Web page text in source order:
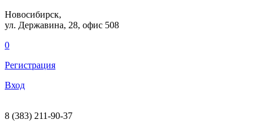
Новосибирск,
ул. Державина, 28, офис 508
0
Регистрация
Вход
8 (383) 211-90-37